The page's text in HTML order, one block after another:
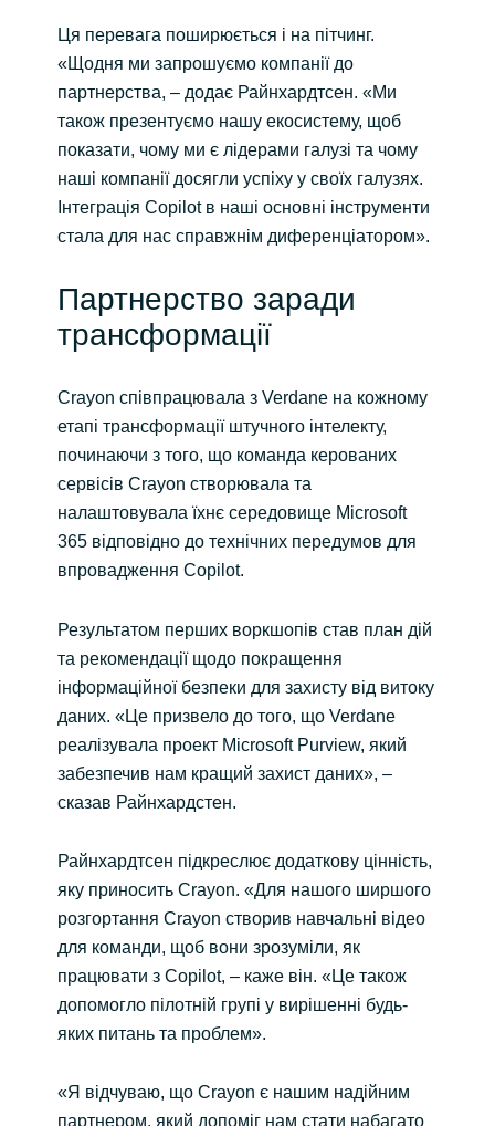
Ця перевага поширюється і на пітчинг.
«Щодня ми запрошуємо компанії до
партнерства, – додає Райнхардтсен. «Ми
також презентуємо нашу екосистему, щоб
показати, чому ми є лідерами галузі та чому
наші компанії досягли успіху у своїх галузях.
Інтеграція Copilot в наші основні інструменти
стала для нас справжнім диференціатором».
Партнерство заради
трансформації
Crayon співпрацювала з Verdane на кожному
етапі трансформації штучного інтелекту,
починаючи з того, що команда керованих
сервісів Crayon створювала та
налаштовувала їхнє середовище Microsoft
365 відповідно до технічних передумов для
впровадження Copilot.
Результатом перших воркшопів став план дій
та рекомендації щодо покращення
інформаційної безпеки для захисту від витоку
даних. «Це призвело до того, що Verdane
реалізувала проект Microsoft Purview, який
забезпечив нам кращий захист даних», –
сказав Райнхардстен.
Райнхардтсен підкреслює додаткову цінність,
яку приносить Crayon. «Для нашого ширшого
розгортання Crayon створив навчальні відео
для команди, щоб вони зрозуміли, як
працювати з Copilot, – каже він. «Це також
допомогло пілотній групі у вирішенні будь-
яких питань та проблем».
«Я відчуваю, що Crayon є нашим надійним
партнером, який допоміг нам стати набагато